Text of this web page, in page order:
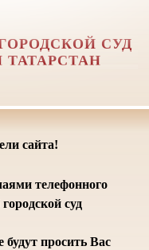
СУД
сайта!
телефонного
суд
будут просить Вас